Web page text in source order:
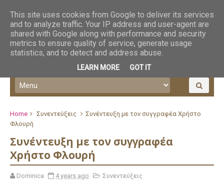
Home Συνεντεύξεις
Συνέντευξη με τον συγγραφέα Χρήστο
Φλουρή
Συνέντευξη με τον συγγραφέα
Χρήστο Φλουρή
Dominica 4 years ago Συνεντεύξεις
This site uses cookies from Google to deliver its services
and to analyze traffic. Your IP address and user-agent are
shared with Google along with performance and security
metrics to ensure quality of service, generate usage
statistics, and to detect and address abuse.
LEARN MORE GOT IT